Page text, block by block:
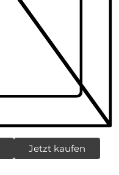
Jetzt kaufen